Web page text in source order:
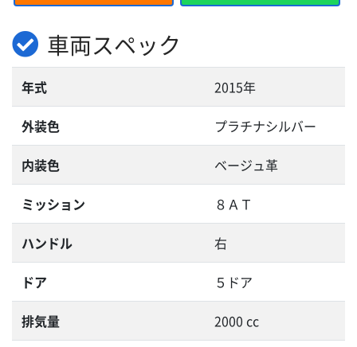
車両スペック
年式 2015年
外装色 プラチナシルバー
内装色 ベージュ革
ミッション ８ＡＴ
ハンドル 右
ドア ５ドア
排気量 2000 cc